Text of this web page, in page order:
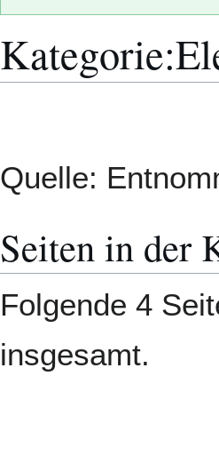
Kategorie:
Quelle:
Seiten in der
Folgende 4
insgesamt.